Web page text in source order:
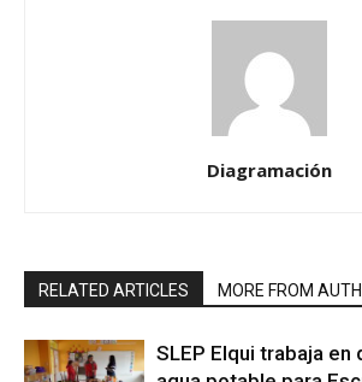
Diagramación
RELATED ARTICLES MORE FROM
SLEP Elqui trabaja